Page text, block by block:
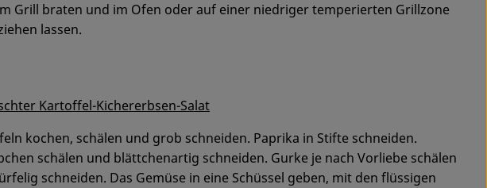
Grill braten und im Ofen oder auf einer niedriger temperierten Grillzone
lassen.
Kartoffel-Kichererbsen-Salat
kochen, schälen und grob schneiden. Paprika in Stifte schneiden.
schälen und blättchenartig schneiden. Gurke je nach Vorliebe schälen
schneiden. Das Gemüse in eine Schüssel geben, mit den flüssigen